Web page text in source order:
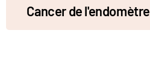
Cancer de l'endomètre